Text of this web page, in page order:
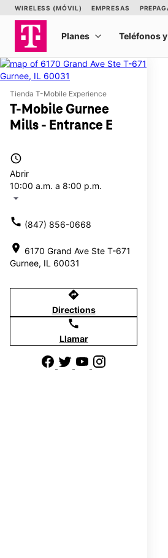
Tienda T-Mobile Experience
T-Mobile Gurnee
Mills - Entrance E
access_time
Abrir
10:00 a.m. a 8:00 p.m.
arrow_drop_down
call (847) 856-0668
location_on 6170 Grand Ave Ste T-671
Gurnee, IL 60031
directions
Directions
call
Llamar